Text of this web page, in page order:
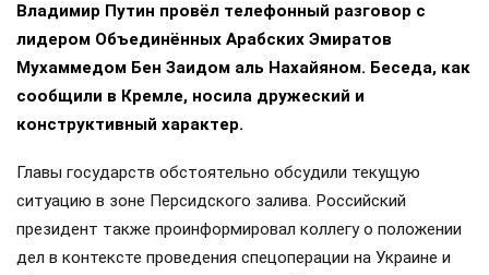
Владимир Путин провёл телефонный разговор с
лидером Объединённых Арабских Эмиратов
Мухаммедом Бен Заидом аль Нахайяном. Беседа, как
сообщили в Кремле, носила дружеский и
конструктивный характер.
Главы государств обстоятельно обсудили текущую
ситуацию в зоне Персидского залива. Российский
президент также проинформировал коллегу о положении
дел в контексте проведения спецоперации на Украине и